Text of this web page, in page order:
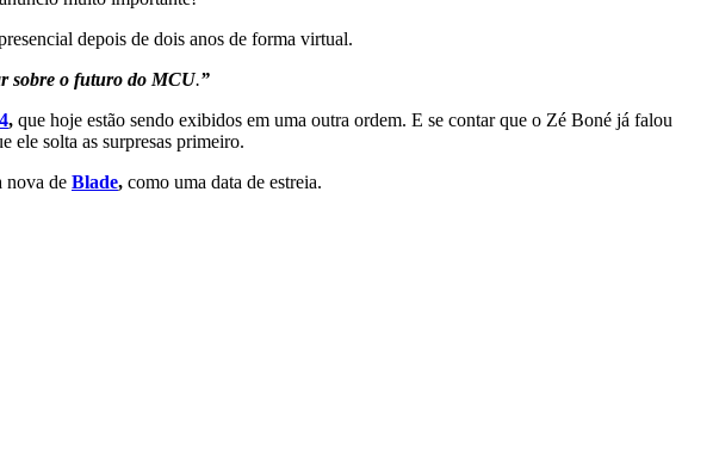
depois de dois anos de forma virtual.
sobre o futuro do MCU.”
, que hoje estão sendo exibidos em uma outra ordem. E se contar que o Zé Boné já falou
ele solta as surpresas primeiro.
nova de Blade, como uma data de estreia.